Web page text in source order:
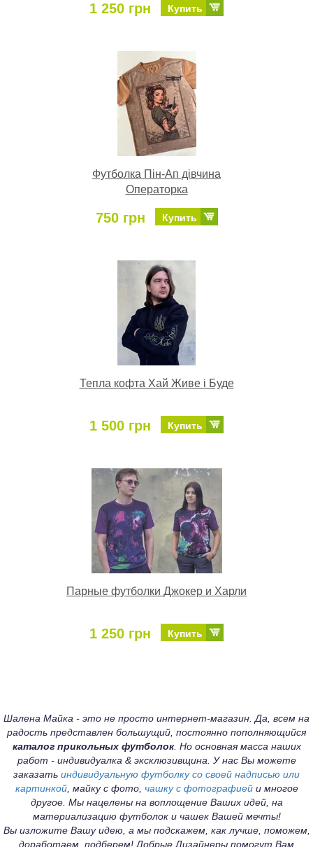
1 250 грн Купить
Футболка Пін-Ап дівчина
Операторка
750 грн Купить
Тепла кофта Хай Живе і Буде
1 500 грн Купить
Парные футболки Джокер и Харли
1 250 грн Купить
Шалена Майка - это не просто интернет-магазин. Да, всем на
радость представлен большущий, постоянно пополняющийся
каталог прикольных футболок. Но основная масса наших
работ - индивидуалка & эксклюзивщина. У нас Вы можете
заказать индивидуальную футболку со своей надписью или
картинкой, майку с фото, чашку с фотографиейи многое
другое. Мы нацелены на воплощение Ваших идей, на
материализацию футболок и чашек Вашей мечты!
Вы изложите Вашу идею, а мы подскажем, как лучше, поможем,
доработаем, подберем! Добрые Дизайнеры помогут Вам